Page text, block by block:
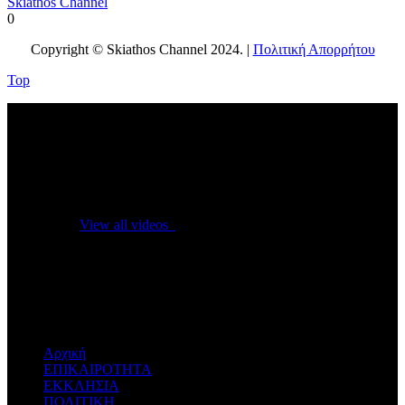
0
Copyright © Skiathos Channel 2024. | Πολιτική Απορρήτου
Top
View all videos
Αρχική
ΕΠΙΚΑΙΡΟΤΗΤΑ
ΕΚΚΛΗΣΙΑ
ΠΟΛΙΤΙΚΗ